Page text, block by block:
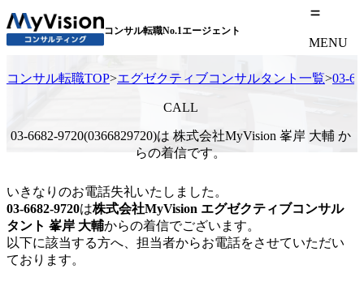
コンサル転職No.1エージェント
MENU
コンサル転職TOP>エグゼクティブコンサルタント一覧>03-
CALL
03-6682-9720(0366829720)は 株式会社MyVision 峯岸 大輔 か
らの着信です。
いきなりのお電話失礼いたしました。
03-6682-9720は株式会社MyVision エグゼクティブコンサル
タント 峯岸 大輔からの着信でございます。
以下に該当する方へ、担当者からお電話をさせていただい
ております。